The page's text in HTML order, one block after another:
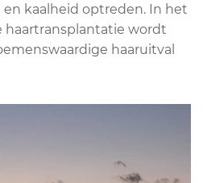
kaalheid optreden. In het
wordt
haaruitval